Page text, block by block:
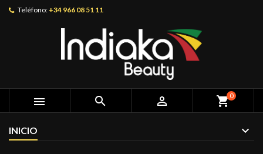
Teléfono: +34 966 08 51 11
   shopping_cart0
INICIO